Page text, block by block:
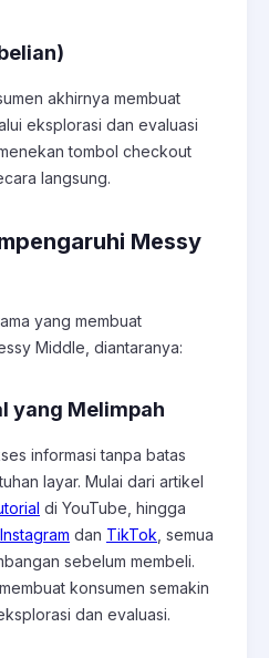
akhirnya membuat
eksplorasi dan evaluasi
tombol checkout
langsung.
Messy
yang membuat
Middle, diantaranya:
yang Melimpah
informasi tanpa batas
layar. Mulai dari artikel
di YouTube, hingga
Instagram dan TikTok , semua
sebelum membeli.
konsumen semakin
dan evaluasi.